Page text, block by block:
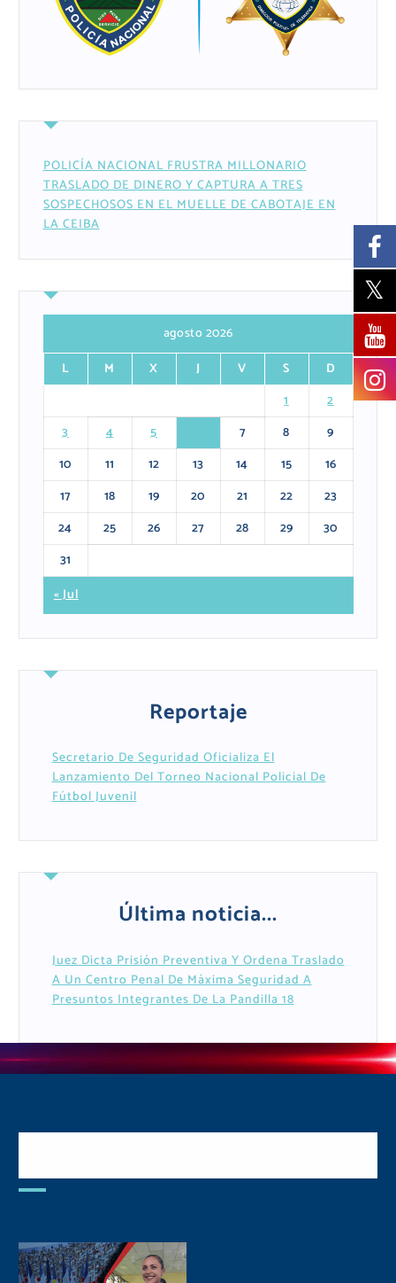
POLICÍA NACIONAL FRUSTRA MILLONARIO
TRASLADO DE DINERO Y CAPTURA A TRES
SOSPECHOSOS EN EL MUELLE DE CABOTAJE EN
LA CEIBA
agosto 2026
L
M X J V S
D
1
2
3
4 5 7 8
9
10
11 12 13 14 15
16
17
18 19 20 21 22
23
24
25 26 27 28 29
30
31
« Jul
Reportaje
Secretario De Seguridad Oficializa El
Lanzamiento Del Torneo Nacional Policial De
Fútbol Juvenil
Última noticia...
Juez Dicta Prisión Preventiva Y Ordena Traslado
A Un Centro Penal De Máxima Seguridad A
Presuntos Integrantes De La Pandilla 18